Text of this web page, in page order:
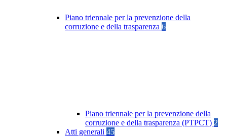
Piano triennale per la prevenzione della
corruzione e della trasparenza 6
Piano triennale per la prevenzione della
corruzione e della trasparenza (PTPCT) 2
Atti generali 45